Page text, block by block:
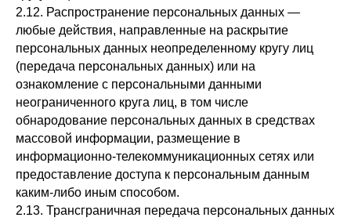
2.12. Распространение персональных данных —
любые действия, направленные на раскрытие
персональных данных неопределенному кругу лиц
(передача персональных данных) или на
ознакомление с персональными данными
неограниченного круга лиц, в том числе
обнародование персональных данных в средствах
массовой информации, размещение в
информационно-телекоммуникационных сетях или
предоставление доступа к персональным данным
каким-либо иным способом.
2.13. Трансграничная передача персональных данных